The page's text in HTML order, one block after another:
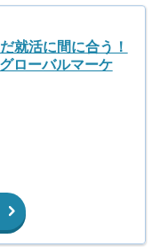
就活に間に合う！
ローバルマーケ